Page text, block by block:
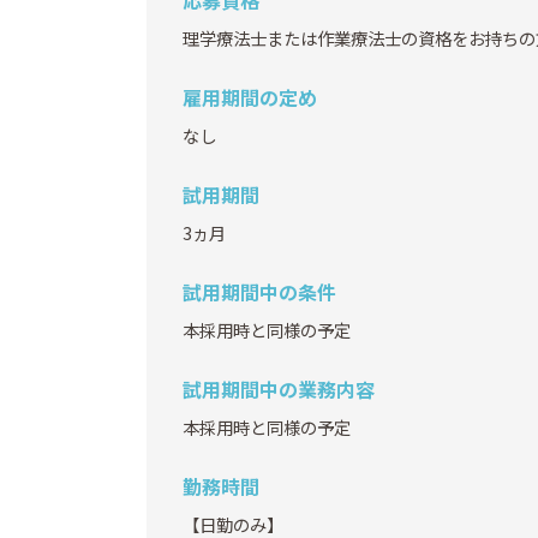
理学療法士または作業療法士の資格をお持ち
雇用期間の定め
なし
試用期間
3ヵ月
試用期間中の条件
本採用時と同様の予定
試用期間中の業務内容
本採用時と同様の予定
勤務時間
【日勤のみ】